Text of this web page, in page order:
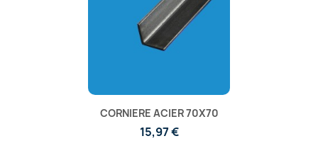
CORNIERE ACIER 70X70
15,97 €